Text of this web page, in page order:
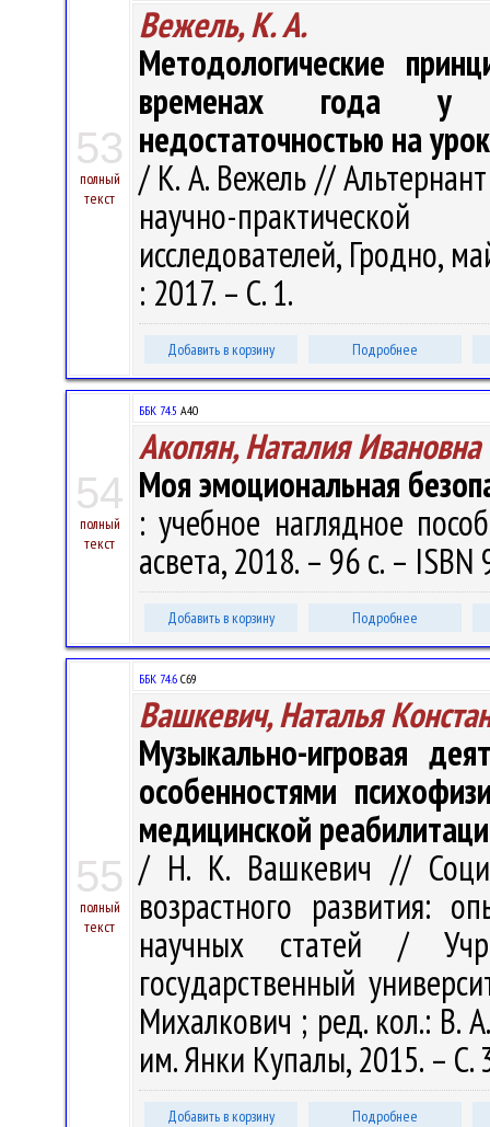
53
полный
текст
Вежель, К. А.
Методологические
временах года у
недостаточностью на
/ К. А. Вежель //
научно-
исследователей, Гродно,
: 2017. – С. 1.
Добавить в корзину Подробнее
54
полный
текст
ББК 74.5 А40
Акопян, Наталия Ивановна
Моя эмоциональная
: учебное наглядное
асвета, 2018. – 96 с. –
Добавить в корзину Подробнее
55
полный
текст
ББК 74.6 С69
Вашкевич, Наталья
Музыкально-игровая
особенностями
медицинской
/ Н. К. Вашкевич //
возрастного развития:
научных статей /
государственный
Михалкович ; ред. кол.: В.
им. Янки Купалы, 2015. – С.
Добавить в корзину Подробнее